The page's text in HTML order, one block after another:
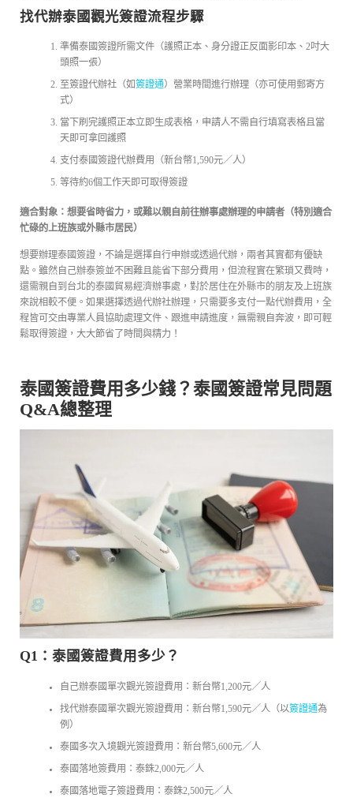
找代辦泰國觀光簽證流程步驟
準備泰國簽證所需文件（護照正本、身分證正反面影印本、2吋大
頭照一張）
至簽證代辦社（如 簽證通）營業時間進行辦理（亦可使用郵寄方
式）
當下刷完護照正本立即生成表格，申請人不需自行填寫表格且當
天即可拿回護照
支付泰國簽證代辦費用（新台幣1,590元／人）
等待約6個工作天即可取得簽證
適合對象：想要省時省力，或難以親自前往辦事處辦理的申請者（特別適合
忙碌的上班族或外縣市居民）
想要辦理泰國簽證，不論是選擇自行申辦或透過代辦，兩者其實都有優缺
點。雖然自己辦泰簽並不困難且能省下部分費用，但流程實在繁瑣又費時，
還需親自到台北的泰國貿易經濟辦事處，對於居住在外縣市的朋友及上班族
來說相較不便。如果選擇透過代辦社辦理，只需要多支付一點代辦費用，全
程皆可交由專業人員協助處理文件、跟進申請進度，無需親自奔波，即可輕
鬆取得簽證，大大節省了時間與精力！
泰國簽證費用多少錢？泰國簽證常見問題
Q&A總整理
Q1：泰國簽證費用多少？
自己辦泰國單次觀光簽證費用：新台幣1,200元／人
找代辦泰國單次觀光簽證費用：新台幣1,590元／人（以簽證通為
例）
泰國多次入境觀光簽證費用：新台幣5,600元／人
泰國落地簽費用：泰銖2,000元／人
泰國落地電子簽證費用：泰銖2,500元／人